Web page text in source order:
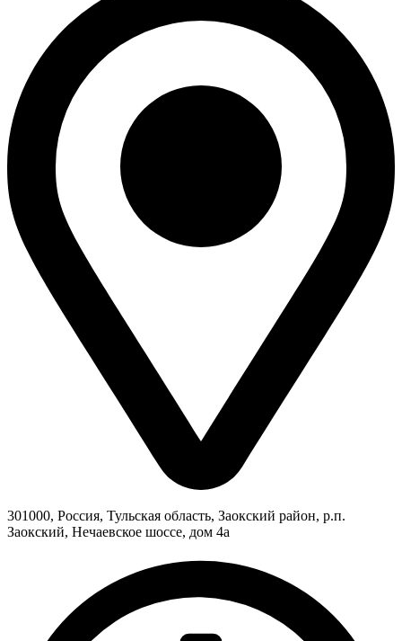
301000, Россия, Тульская область, Заокский район, р.п.
Заокский, Нечаевское шоссе, дом 4а